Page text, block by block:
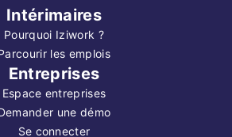
Intérimaires
Pourquoi Iziwork ?
les emplois
Entreprises
Espace entreprises
une démo
Se connecter